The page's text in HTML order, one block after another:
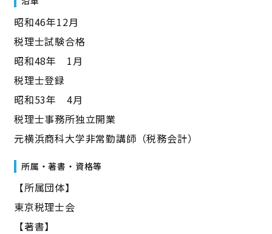
昭和46年12月
税理士試験合格
昭和48年 1月
税理士登録
昭和53年 4月
税理士事務所独立開業
元横浜商科大学非常勤講師（税務会計）
所属・著書・資格等
【所属団体】
東京税理士会
【著書】